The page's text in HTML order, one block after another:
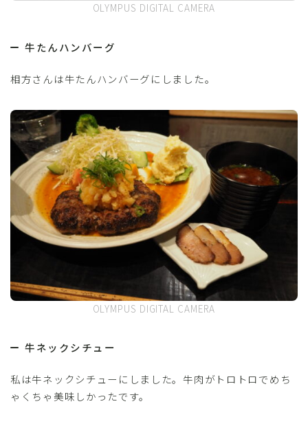
OLYMPUS DIGITAL CAMERA
牛たんハンバーグ
相方さんは牛たんハンバーグにしました。
OLYMPUS DIGITAL CAMERA
牛ネックシチュー
私は牛ネックシチューにしました。牛肉がトロトロでめち
ゃくちゃ美味しかったです。